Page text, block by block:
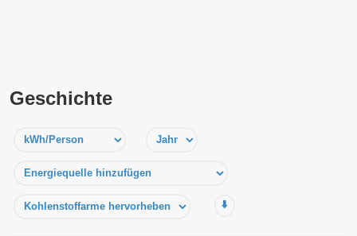
Geschichte
⬇️